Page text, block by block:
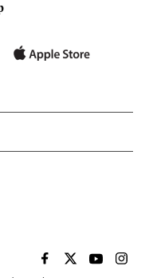
EL PAÍS BRASIL EN
EL PAÍSEL PAÍS
EL